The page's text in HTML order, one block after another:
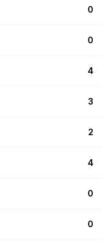
0
0
4
3
2
4
0
0